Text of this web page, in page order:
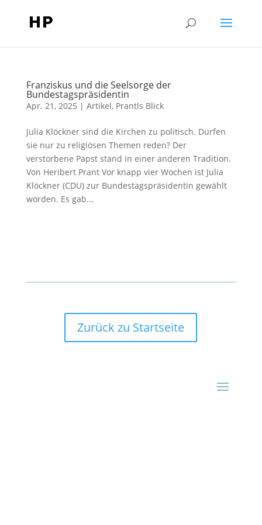
Franziskus und die Seelsorge der
Bundestagspräsidentin
Apr. 21, 2025 | Artikel, Prantls Blick
Julia Klöckner sind die Kirchen zu politisch. Dürfen
sie nur zu religiösen Themen reden? Der
verstorbene Papst stand in einer anderen Tradition.
Von Heribert Prant Vor knapp vier Wochen ist Julia
Klöckner (CDU) zur Bundestagspräsidentin gewählt
worden. Es gab...
Zurück zu Startseite